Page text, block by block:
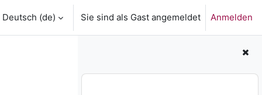
Deutsch ‎(de)‎ Sie sind als Gast angemeldet Anmelden
Blöcke
Zentrale hessische Projektwebseite